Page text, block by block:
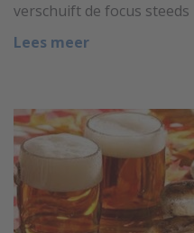
verschuift de focus steeds
Lees meer